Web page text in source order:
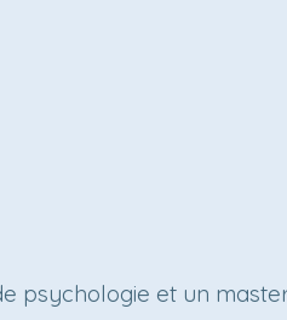
psychologie et un